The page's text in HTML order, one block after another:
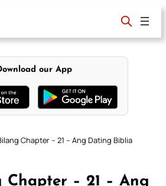
our App
Chapter – 21 – Ang Dating Biblia
– 21 – Ang